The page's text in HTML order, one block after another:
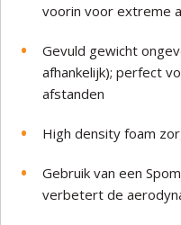
voorin voor extreme
Gevuld gewicht
afhankelijk); perfect
afstanden
High density foam
Gebruik van een
verbetert de